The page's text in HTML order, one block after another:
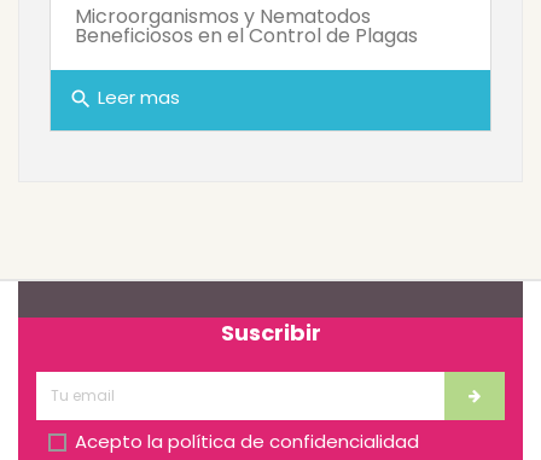
Microorganismos y Nematodos
Beneficiosos en el Control de Plagas
search Leer mas
Suscribir
Acepto la política de confidencialidad